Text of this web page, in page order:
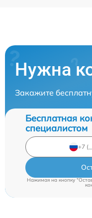
Нужна
Закажите
Бесплатная
специалистом
Нажимая на кнопку